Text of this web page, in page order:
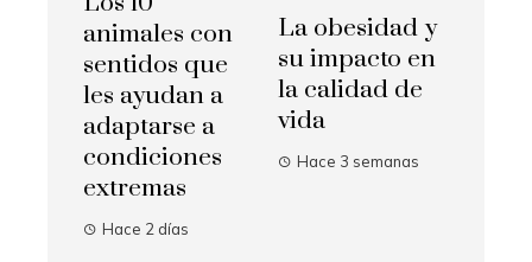
animales con
sentidos que
les ayudan a
adaptarse a
condiciones
extremas
Hace 2 días
La obesidad y
su impacto en
la calidad de
vida
Hace 3 semanas